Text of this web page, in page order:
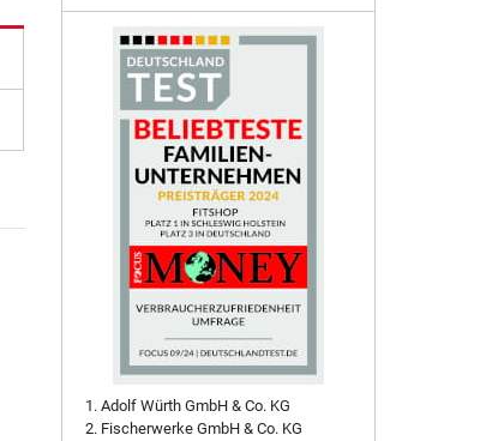
Adolf Würth GmbH & Co. KG
Fischerwerke GmbH & Co. KG